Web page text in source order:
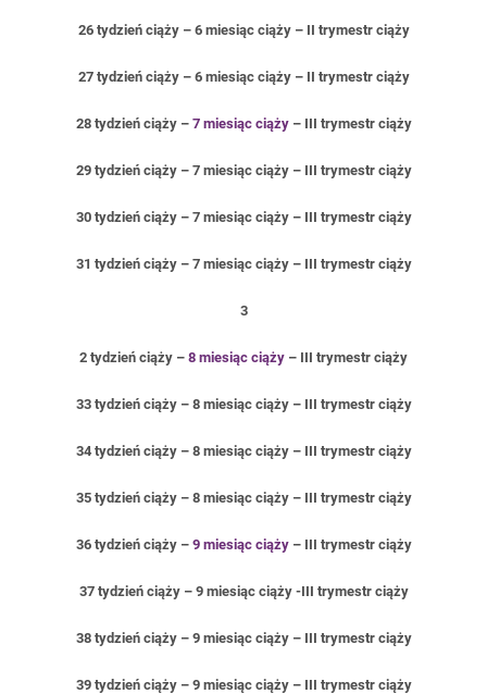
26 tydzień ciąży – 6 miesiąc ciąży – II trymestr ciąży
27 tydzień ciąży – 6 miesiąc ciąży – II trymestr ciąży
28 tydzień ciąży – 7 miesiąc ciąży– III trymestr ciąży
29 tydzień ciąży – 7 miesiąc ciąży – III trymestr ciąży
30 tydzień ciąży – 7 miesiąc ciąży – III trymestr ciąży
31 tydzień ciąży – 7 miesiąc ciąży – III trymestr ciąży
3
2 tydzień ciąży – 8 miesiąc ciąży – III trymestr ciąży
33 tydzień ciąży – 8 miesiąc ciąży – III trymestr ciąży
34 tydzień ciąży – 8 miesiąc ciąży – III trymestr ciąży
35 tydzień ciąży – 8 miesiąc ciąży – III trymestr ciąży
36 tydzień ciąży – 9 miesiąc ciąży– III trymestr ciąży
37 tydzień ciąży – 9 miesiąc ciąży -III trymestr ciąży
38 tydzień ciąży – 9 miesiąc ciąży – III trymestr ciąży
39 tydzień ciąży – 9 miesiąc ciąży – III trymestr ciąży